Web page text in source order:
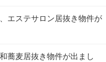
エステサロン居抜き物件が
蕎麦居抜き物件が出まし